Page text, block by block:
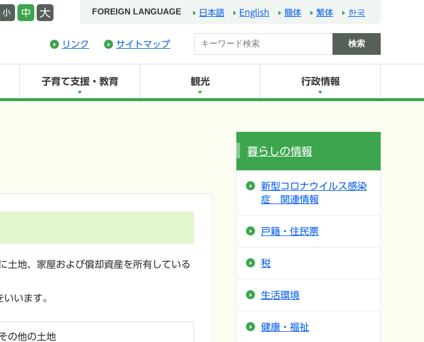
小 中 大 FOREIGN LANGUAGE 日本語 English 簡体 繁体 한국
リンク サイトマップ
子育て支援・教育 観光 行政情報
地、家屋および償却資産を所有している
います。
の他の土地
暮らしの情報
新型コロナウイルス感染
症 関連情報
戸籍・住民票
税
生活環境
健康・福祉